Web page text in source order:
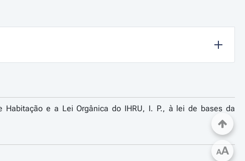
e a Lei Orgânica do IHRU, I. P., à lei de bases da
AA